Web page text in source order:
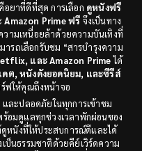
อยาที่ดีที่สุด การเลือก ดูหนังฟรี
Amazon Prime ฟรี จึงเป็นทาง
ามเหนื่อยล้าด้วยความบันเทิงที่
รถเลือกรับชม “สารบำรุงความ
และ Amazon Primeได้
ดต, หนังดังยอดนิยม, และซีรีส์
ร์ฟให้คุณถึงหน้าจอ
ละปลอดภัยในทุกการเข้าชม
อมดูแลทุกช่วงเวลาพักผ่อนของ
หนังที่ให้ประสบการณ์ดีและได้
ป็นธรรมชาติด้วยคีย์เวิร์ดความ